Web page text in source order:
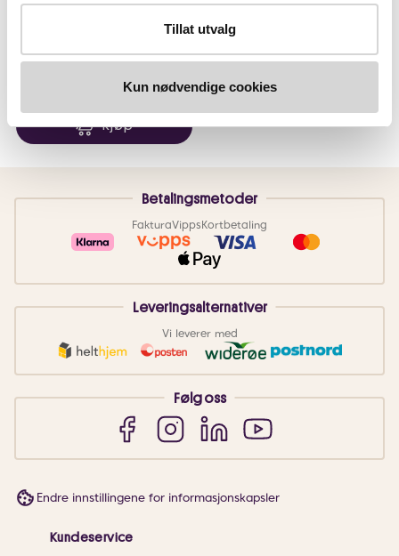
Tillat utvalg
Kun nødvendige cookies
Ralph Lauren Big Pony Blue Edt
På lager på Vita.no
Kjøp
Betalingsmetoder
FakturaVippsKortbetaling
Leveringsalternativer
Vi leverer med
Følg oss
Endre innstillingene for informasjonskapsler
Kundeservice